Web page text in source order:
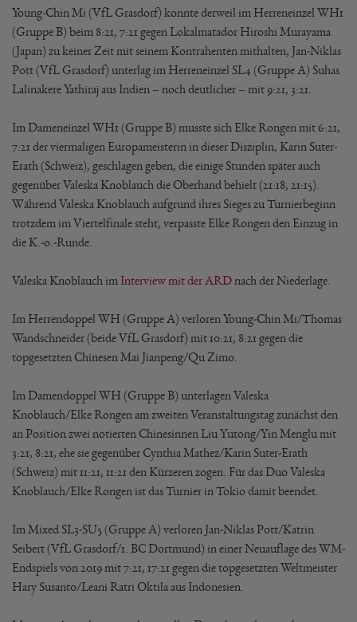
Young-Chin Mi (VfL Grasdorf) konnte derweil im Herreneinzel WH1
(Gruppe B) beim 8:21, 7:21 gegen Lokalmatador Hiroshi Murayama
(Japan) zu keiner Zeit mit seinem Kontrahenten mithalten, Jan-Niklas
Pott (VfL Grasdorf) unterlag im Herreneinzel SL4 (Gruppe A) Suhas
Lalinakere Yathiraj aus Indien – noch deutlicher – mit 9:21, 3:21.
Im Dameneinzel WH1 (Gruppe B) musste sich Elke Rongen mit 6:21,
7:21 der viermaligen Europameisterin in dieser Disziplin, Karin Suter-
Erath (Schweiz), geschlagen geben, die einige Stunden später auch
gegenüber Valeska Knoblauch die Oberhand behielt (21:18, 21:15).
Während Valeska Knoblauch aufgrund ihres Sieges zu Turnierbeginn
trotzdem im Viertelfinale steht, verpasste Elke Rongen den Einzug in
die K.-o.-Runde.
Valeska Knoblauch im Interview mit der ARD nach der Niederlage.
Im Herrendoppel WH (Gruppe A) verloren Young-Chin Mi/Thomas
Wandschneider (beide VfL Grasdorf) mit 10:21, 8:21 gegen die
topgesetzten Chinesen Mai Jianpeng/Qu Zimo.
Im Damendoppel WH (Gruppe B) unterlagen Valeska
Knoblauch/Elke Rongen am zweiten Veranstaltungstag zunächst den
an Position zwei notierten Chinesinnen Liu Yutong/Yin Menglu mit
3:21, 8:21, ehe sie gegenüber Cynthia Mathez/Karin Suter-Erath
(Schweiz) mit 11:21, 11:21 den Kürzeren zogen. Für das Duo Valeska
Knoblauch/Elke Rongen ist das Turnier in Tokio damit beendet.
Im Mixed SL3-SU5 (Gruppe A) verloren Jan-Niklas Pott/Katrin
Seibert (VfL Grasdorf/1. BC Dortmund) in einer Neuauflage des WM-
Endspiels von 2019 mit 7:21, 17:21 gegen die topgesetzten Weltmeister
Hary Susanto/Leani Ratri Oktila aus Indonesien.